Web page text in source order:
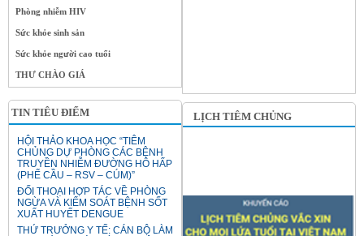
Phòng nhiễm HIV
Sức khỏe sinh sản
Sức khỏe người cao tuổi
THƯ CHÀO GIÁ
TIN TIÊU ĐIỂM
HỘI THẢO KHOA HỌC “TIÊM
CHỦNG DỰ PHÒNG CÁC BỆNH
TRUYỀN NHIỄM ĐƯỜNG HÔ HẤP
(PHẾ CẦU – RSV – CÚM)”
ĐỐI THOẠI HỢP TÁC VỀ PHÒNG
NGỪA VÀ KIỂM SOÁT BỆNH SỐT
XUẤT HUYẾT DENGUE
THỨ TRƯỞNG Y TẾ: CÁN BỘ LÀM
LỊCH TIÊM CHỦNG